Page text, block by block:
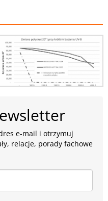
e-mail i otrzymuj
relacje, porady fachowe